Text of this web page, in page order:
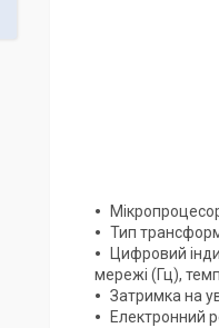
Тип
Цифровий
мережі (Гц),
Затримка на
Електронний